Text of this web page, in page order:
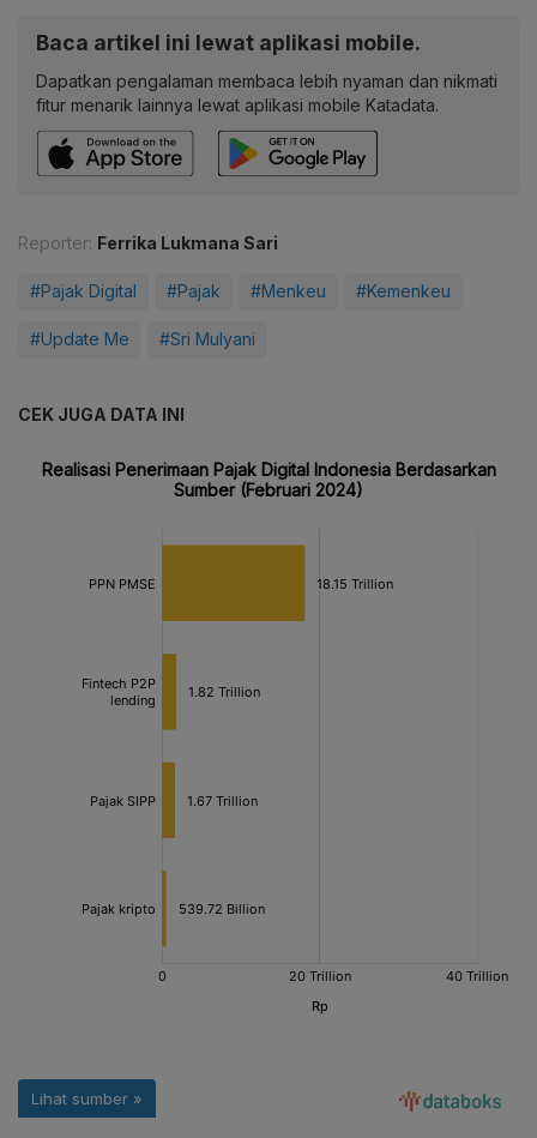
Baca artikel ini lewat aplikasi mobile.
Dapatkan pengalaman membaca lebih nyaman dan nikmati
fitur menarik lainnya lewat aplikasi mobile Katadata.
Reporter: Ferrika Lukmana Sari
#Pajak Digital #Pajak #Menkeu #Kemenkeu
#Update Me #Sri Mulyani
CEK JUGA DATA INI